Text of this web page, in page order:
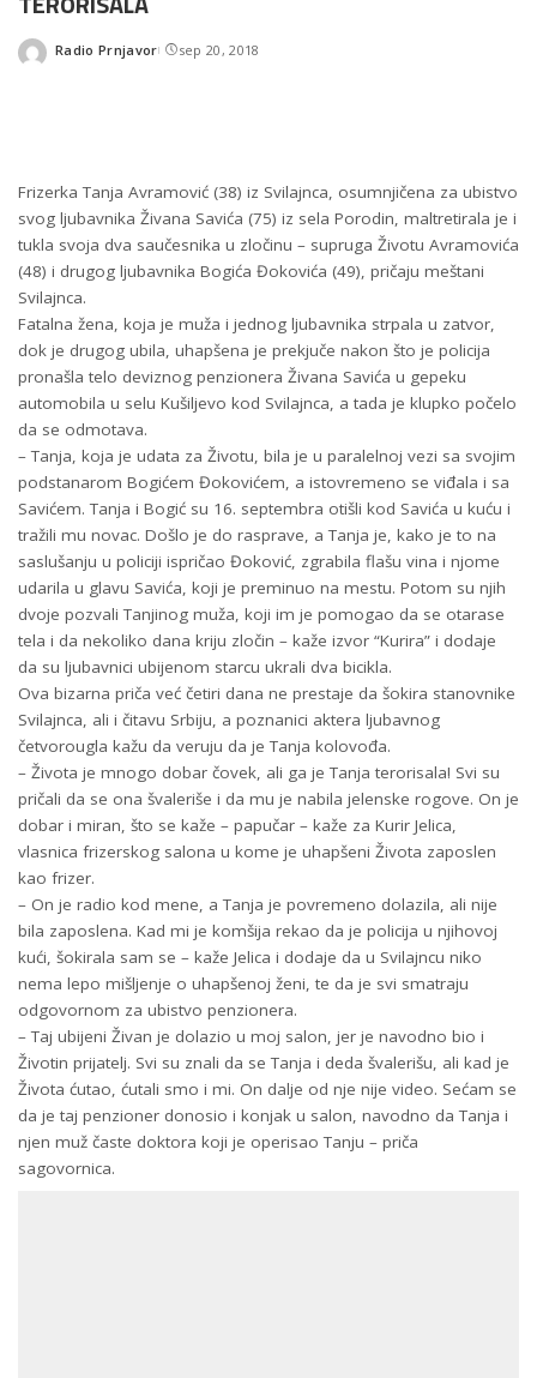
Posted
Radio Prnjavor sep 20, 2018
Frizerka Tanja Avramović (38) iz Svilajnca, osumnjičena za ubistvo
svog ljubavnika Živana Savića (75) iz sela Porodin, maltretirala je i
tukla svoja dva saučesnika u zločinu – supruga Životu Avramovića
(48) i drugog ljubavnika Bogića Đokovića (49), pričaju meštani
Svilajnca.
Fatalna žena, koja je muža i jednog ljubavnika strpala u zatvor,
dok je drugog ubila, uhapšena je prekjuče nakon što je policija
pronašla telo deviznog penzionera Živana Savića u gepeku
automobila u selu Kušiljevo kod Svilajnca, a tada je klupko počelo
da se odmotava.
– Tanja, koja je udata za Životu, bila je u paralelnoj vezi sa svojim
podstanarom Bogićem Đokovićem, a istovremeno se viđala i sa
Savićem. Tanja i Bogić su 16. septembra otišli kod Savića u kuću i
tražili mu novac. Došlo je do rasprave, a Tanja je, kako je to na
saslušanju u policiji ispričao Đoković, zgrabila flašu vina i njome
udarila u glavu Savića, koji je preminuo na mestu. Potom su njih
dvoje pozvali Tanjinog muža, koji im je pomogao da se otarase
tela i da nekoliko dana kriju zločin – kaže izvor “Kurira” i dodaje
da su ljubavnici ubijenom starcu ukrali dva bicikla.
Ova bizarna priča već četiri dana ne prestaje da šokira stanovnike
Svilajnca, ali i čitavu Srbiju, a poznanici aktera ljubavnog
četvorougla kažu da veruju da je Tanja kolovođa.
– Života je mnogo dobar čovek, ali ga je Tanja terorisala! Svi su
pričali da se ona švaleriše i da mu je nabila jelenske rogove. On je
dobar i miran, što se kaže – papučar – kaže za Kurir Jelica,
vlasnica frizerskog salona u kome je uhapšeni Života zaposlen
kao frizer.
– On je radio kod mene, a Tanja je povremeno dolazila, ali nije
bila zaposlena. Kad mi je komšija rekao da je policija u njihovoj
kući, šokirala sam se – kaže Jelica i dodaje da u Svilajncu niko
nema lepo mišljenje o uhapšenoj ženi, te da je svi smatraju
odgovornom za ubistvo penzionera.
– Taj ubijeni Živan je dolazio u moj salon, jer je navodno bio i
Životin prijatelj. Svi su znali da se Tanja i deda švalerišu, ali kad je
Života ćutao, ćutali smo i mi. On dalje od nje nije video. Sećam se
da je taj penzioner donosio i konjak u salon, navodno da Tanja i
njen muž časte doktora koji je operisao Tanju – priča
sagovornica.